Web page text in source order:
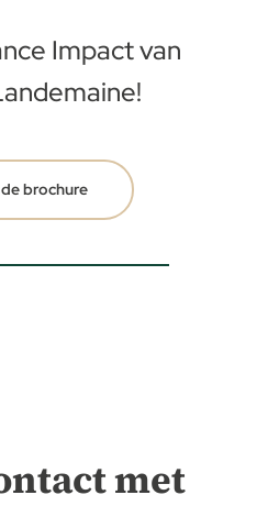
Impact van
brochure
met